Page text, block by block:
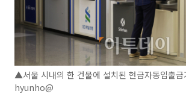
▲서울 시내의 한 건물에 설치된 현금자동입출
hyunho@